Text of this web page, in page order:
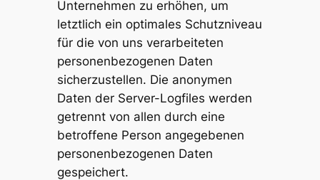
Unternehmen zu erhöhen, um
letztlich ein optimales Schutzniveau
für die von uns verarbeiteten
personenbezogenen Daten
sicherzustellen. Die anonymen
Daten der Server-Logfiles werden
getrennt von allen durch eine
betroffene Person angegebenen
personenbezogenen Daten
gespeichert.